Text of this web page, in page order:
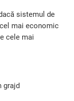
sistemul de
mai economic
cele mai
grajd